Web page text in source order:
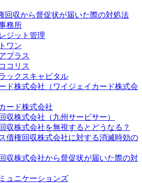
回収から督促状が届いた際の対処法
務所
ジット管理
ワン
プラス
コリス
ックスキャピタル
ド株式会社（ワイジェイカード株式会
ード株式会社
収株式会社（九州サービサー）
収株式会社を無視するとどうなる？
債権回収株式会社に対する消滅時効の
収株式会社から督促状が届いた際の対
ュニケーションズ